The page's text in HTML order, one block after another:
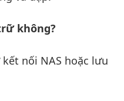
không?
nối NAS hoặc lưu